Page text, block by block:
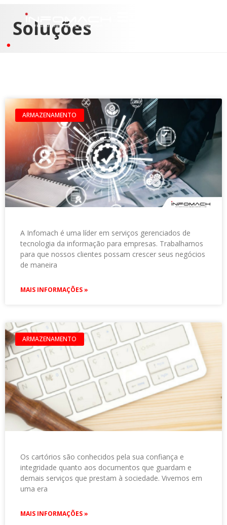
Soluções
ARMAZENAMENTO
A Infomach é uma líder em serviços gerenciados de
tecnologia da informação para empresas. Trabalhamos
para que nossos clientes possam crescer seus negócios
de maneira
MAIS INFORMAÇÕES »
ARMAZENAMENTO
Os cartórios são conhecidos pela sua confiança e
integridade quanto aos documentos que guardam e
demais serviços que prestam à sociedade. Vivemos em
uma era
MAIS INFORMAÇÕES »